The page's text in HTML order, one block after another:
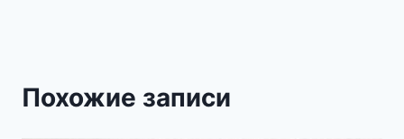
Похожие записи